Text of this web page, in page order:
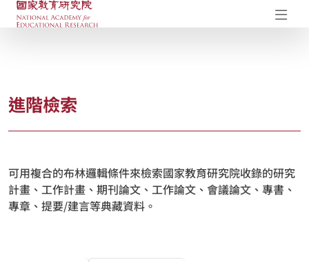
國家教育研究院-研究成果典藏庫
進階檢索
可用複合的布林邏輯條件來檢索國家教育研究院收錄的研究
計畫、工作計畫、期刊論文、工作論文、會議論文、專書、
專章、提要/建言等典藏資料。